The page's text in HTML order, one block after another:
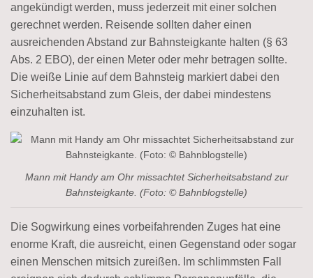
angekündigt werden, muss jederzeit mit einer solchen
gerechnet werden. Reisende sollten daher einen
ausreichenden Abstand zur Bahnsteigkante halten (§ 63
Abs. 2 EBO), der einen Meter oder mehr betragen sollte.
Die weiße Linie auf dem Bahnsteig markiert dabei den
Sicherheitsabstand zum Gleis, der dabei mindestens
einzuhalten ist.
Mann mit Handy am Ohr missachtet Sicherheitsabstand zur
Bahnsteigkante. (Foto: © Bahnblogstelle)
Die Sogwirkung eines vorbeifahrenden Zuges hat eine
enorme Kraft, die ausreicht, einen Gegenstand oder sogar
einen Menschen mitsich zureißen. Im schlimmsten Fall